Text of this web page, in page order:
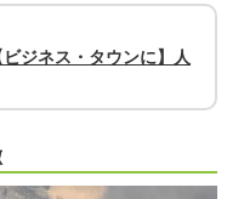
ジネス・タウンに】人